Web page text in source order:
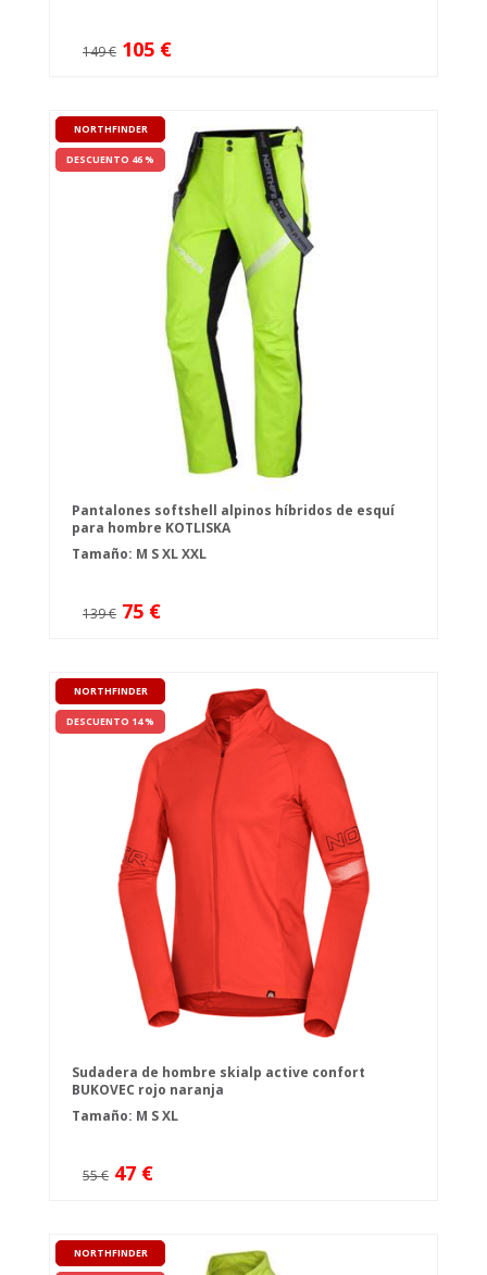
149 € 105 €
NORTHFINDER
DESCUENTO 46 %
Pantalones softshell alpinos híbridos de esquí
para hombre KOTLISKA
Tamaño: M SXLXXL
139 € 75 €
NORTHFINDER
DESCUENTO 14 %
Sudadera de hombre skialp active confort
BUKOVEC rojo naranja
Tamaño: M SXL
55 € 47 €
NORTHFINDER